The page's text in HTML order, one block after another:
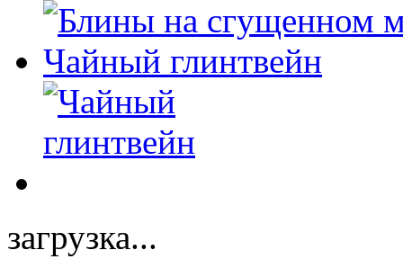
Чайный глинтвейн
загрузка...